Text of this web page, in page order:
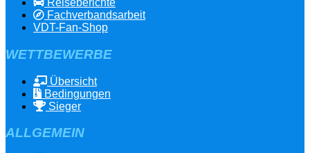
Reiseberichte
Fachverbandsarbeit
VDT-Fan-Shop
WETTBEWERBE
Übersicht
Bedingungen
Sieger
ALLGEMEIN